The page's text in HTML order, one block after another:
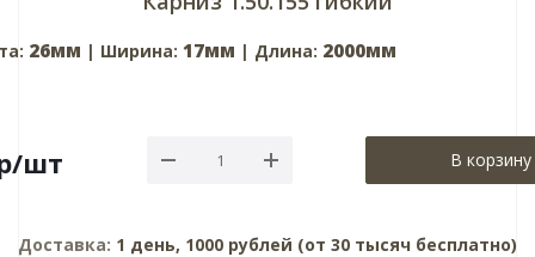
26мм | Ширина: 17мм | Длина: 2000мм
/шт В корзину
Доставка: 1 день, 1000 рублей (от 30 тысяч бесплатно)